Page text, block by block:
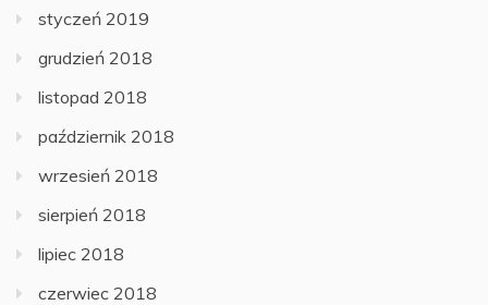
styczeń 2019
grudzień 2018
listopad 2018
październik 2018
wrzesień 2018
sierpień 2018
lipiec 2018
czerwiec 2018